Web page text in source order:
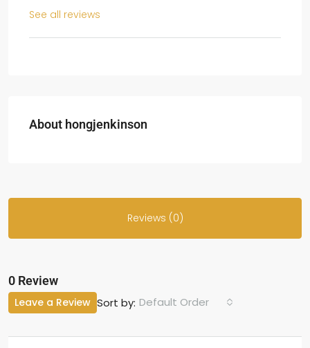
See all reviews
About hongjenkinson
Reviews (0)
0 Review
Sort by: Default Order
Leave a Review